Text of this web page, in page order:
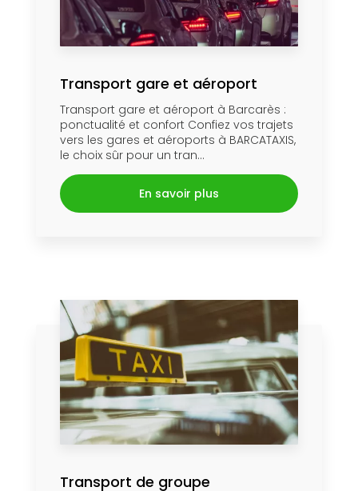
Transport gare et aéroport
Transport gare et aéroport à Barcarès :
ponctualité et confort Confiez vos trajets
vers les gares et aéroports à BARCATAXIS,
le choix sûr pour un tran...
En savoir plus
Transport de groupe